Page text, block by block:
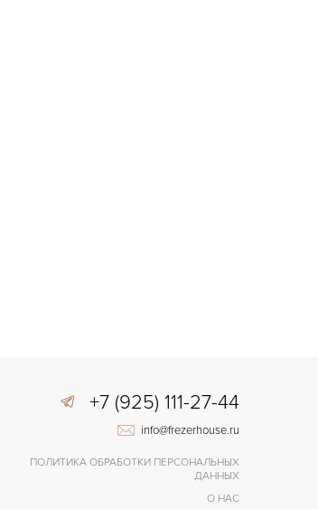
+7 (925) 111-27-44
info@frezerhouse.ru
ПОЛИТИКА ОБРАБОТКИ ПЕРСОНАЛЬНЫХ
ДАННЫХ
О НАС